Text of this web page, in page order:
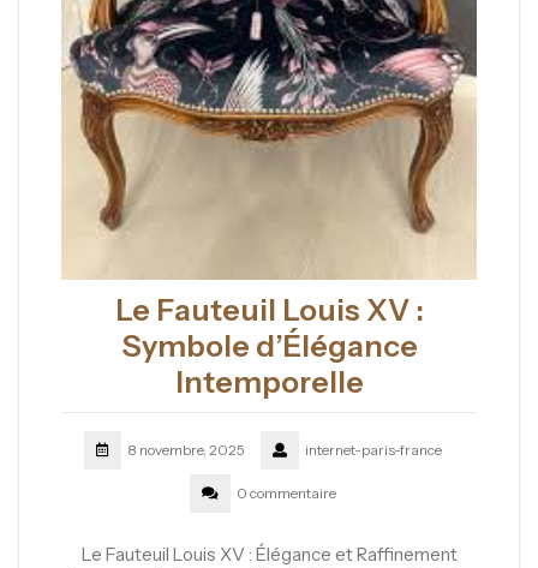
Le Fauteuil Louis XV :
Symbole d’Élégance
Intemporelle
8 novembre, 2025 internet-paris-france
0 commentaire
Le Fauteuil Louis XV : Élégance et Raffinement